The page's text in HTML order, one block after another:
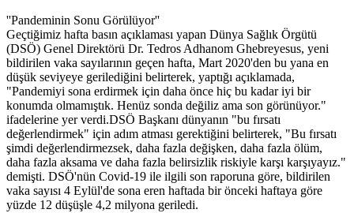
''Pandeminin Sonu Görülüyor''
Geçtiğimiz hafta basın açıklaması yapan Dünya Sağlık Örgütü
(DSÖ) Genel Direktörü Dr. Tedros Adhanom Ghebreyesus, yeni
bildirilen vaka sayılarının geçen hafta, Mart 2020'den bu yana en
düşük seviyeye gerilediğini belirterek, yaptığı açıklamada,
"Pandemiyi sona erdirmek için daha önce hiç bu kadar iyi bir
konumda olmamıştık. Henüz sonda değiliz ama son görünüyor."
ifadelerine yer verdi.DSÖ Başkanı dünyanın "bu fırsatı
değerlendirmek" için adım atması gerektiğini belirterek, "Bu fırsatı
şimdi değerlendirmezsek, daha fazla değişken, daha fazla ölüm,
daha fazla aksama ve daha fazla belirsizlik riskiyle karşı karşıyayız."
demişti. DSÖ'nün Covid-19 ile ilgili son raporuna göre, bildirilen
vaka sayısı 4 Eylül'de sona eren haftada bir önceki haftaya göre
yüzde 12 düşüşle 4,2 milyona geriledi.